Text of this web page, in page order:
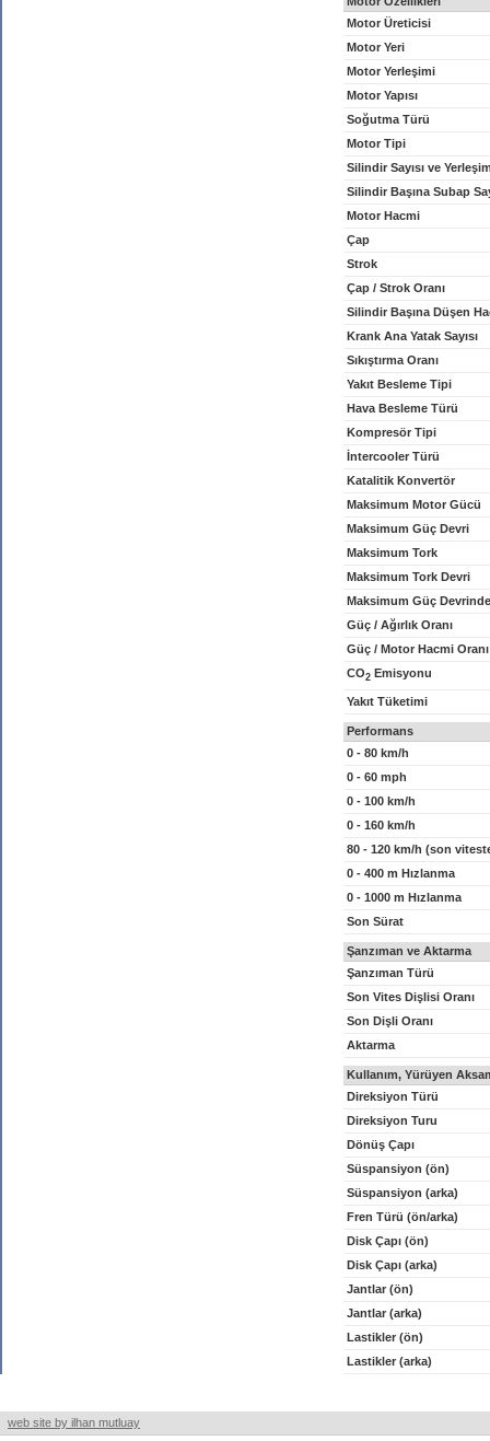
Motor Üreticisi
Motor Yeri
Motor Yerleşimi
Motor Yapısı
Soğutma Türü
Motor Tipi
Silindir Sayısı ve
Silindir Başına Subap
Motor Hacmi
Çap
Strok
Çap / Strok Oranı
Silindir Başına Düşen
Krank Ana Yatak Sayısı
Sıkıştırma Oranı
Yakıt Besleme Tipi
Hava Besleme Türü
Kompresör Tipi
İntercooler Türü
Katalitik Konvertör
Maksimum Motor Gücü
Maksimum Güç Devri
Maksimum Tork
Maksimum Tork Devri
Maksimum Güç
Güç / Ağırlık Oranı
Güç / Motor Hacmi Oranı
CO2 Emisyonu
Yakıt Tüketimi
Performans
0 - 80 km/h
0 - 60 mph
0 - 100 km/h
0 - 160 km/h
80 - 120 km/h (son
0 - 400 m Hızlanma
0 - 1000 m Hızlanma
Son Sürat
Şanzıman ve Aktarma
Şanzıman Türü
Son Vites Dişlisi Oranı
Son Dişli Oranı
Aktarma
Kullanım, Yürüyen
Direksiyon Türü
Direksiyon Turu
Dönüş Çapı
Süspansiyon (ön)
Süspansiyon (arka)
Fren Türü (ön/arka)
Disk Çapı (ön)
Disk Çapı (arka)
Jantlar (ön)
Jantlar (arka)
Lastikler (ön)
Lastikler (arka)
web site by ilhan mutluay